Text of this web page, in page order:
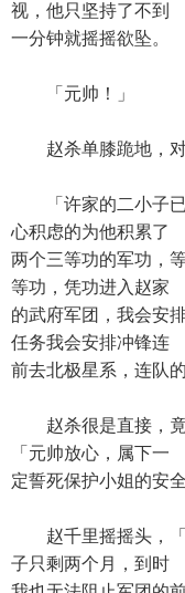
视，他只坚持了不到
一分钟就摇摇欲坠。
「元帅！」
赵杀单膝跪地，对
「许家的二小子已
心积虑的为他积累了
两个三等功的军功，
等功，凭功进入赵家
的武府军团，我会安
任务我会安排冲锋连
前去北极星系，连队
赵杀很是直接，竟
「元帅放心，属下一
定誓死保护小姐的安全
赵千里摇摇头，「
子只剩两个月，到时